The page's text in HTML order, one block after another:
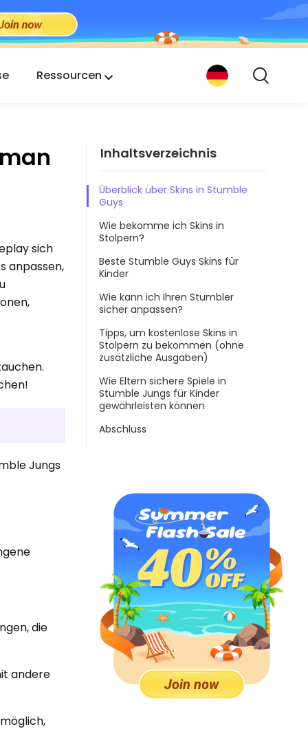
Ressourcen
sich
anpassen,
Jungs
die
andere
Inhaltsverzeichnis
Überblick über Skins in Stumble
Guys
Wie bekomme ich Skins in
Stolpern?
Beste Stumble Guys Skins für
Kinder
Wie kann ich Ihren Stumbler
sicher anpassen?
Tipps, um kostenlose Skins in
Stolpern zu bekommen (ohne
zusätzliche Ausgaben)
Wie Eltern sichere Spiele in
Stumble Jungs für Kinder
gewährleisten können
Abschluss